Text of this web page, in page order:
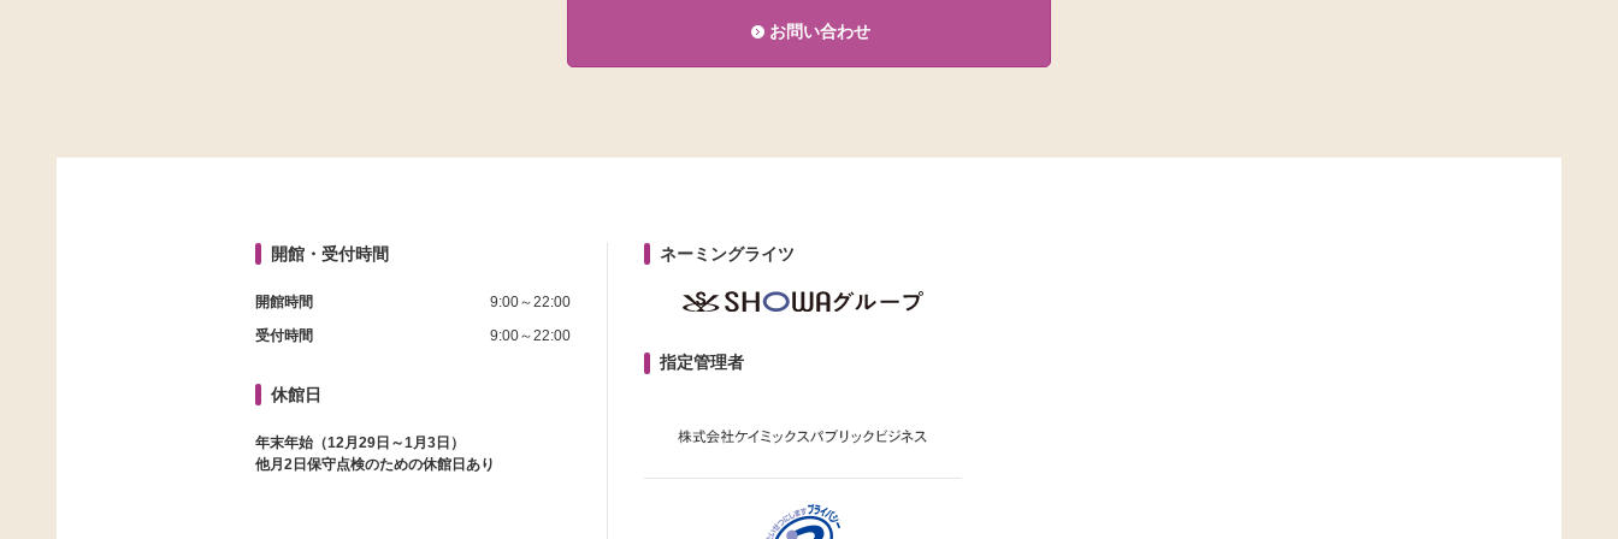
お問い合わせ
開館・受付時間
開館時間
9:00～22:00
受付時間
9:00～22:00
休館日
年末年始（12月29日～1月3日）
他月2日保守点検のための休館日あり
ネーミングライツ
指定管理者